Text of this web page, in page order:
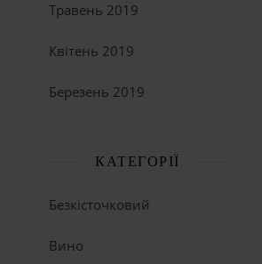
Травень 2019
Квітень 2019
Березень 2019
КАТЕГОРІЇ
Безкісточковий
Вино